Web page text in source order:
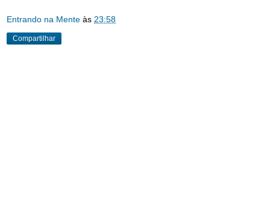
Entrando na Mente às 23:58
Compartilhar